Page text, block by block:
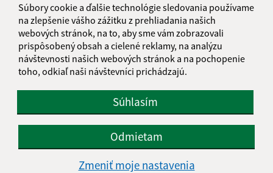
Súbory cookie a ďalšie technológie sledovania používame
na zlepšenie vášho zážitku z prehliadania našich
webových stránok, na to, aby sme vám zobrazovali
prispôsobený obsah a cielené reklamy, na analýzu
návštevnosti našich webových stránok a na pochopenie
toho, odkiaľ naši návštevníci prichádzajú.
Súhlasím
Odmietam
Zmeniť moje nastavenia